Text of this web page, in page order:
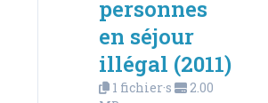
personnes
en séjour
illégal (2011)
1 fichier·s
2.00